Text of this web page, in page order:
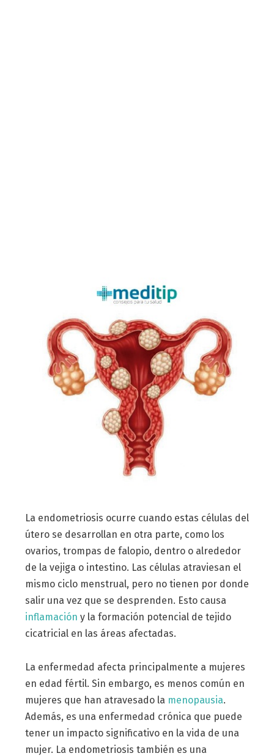
La endometriosis ocurre cuando estas células del
útero se desarrollan en otra parte, como los
ovarios, trompas de falopio, dentro o alrededor
de la vejiga o intestino. Las células atraviesan el
mismo ciclo menstrual, pero no tienen por donde
salir una vez que se desprenden. Esto causa
inflamación y la formación potencial de tejido
cicatricial en las áreas afectadas.
La enfermedad afecta principalmente a mujeres
en edad fértil. Sin embargo, es menos común en
mujeres que han atravesado la menopausia.
Además, es una enfermedad crónica que puede
tener un impacto significativo en la vida de una
mujer. La endometriosis también es una